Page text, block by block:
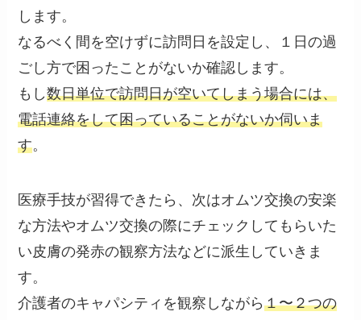
します。
なるべく間を空けずに訪問日を設定し、１日の過
ごし方で困ったことがないか確認します。
もし数日単位で訪問日が空いてしまう場合には、
電話連絡をして困っていることがないか伺いま
す。
医療手技が習得できたら、次はオムツ交換の安楽
な方法やオムツ交換の際にチェックしてもらいた
い皮膚の発赤の観察方法などに派生していきま
す。
介護者のキャパシティを観察しながら１〜２つの